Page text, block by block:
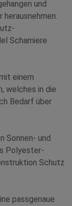
und
Scharniere
einem
welches in die
Bedarf über
Sonnen- und
Polyester-
Schutz
passgenaue